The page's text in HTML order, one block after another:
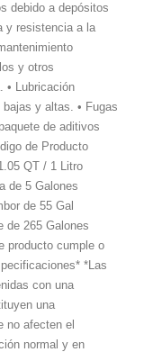
debido a depósitos
y resistencia a la
y otros
• Lubricación
y altas. • Fugas
de aditivos
de Producto
QT / 1 Litro
de 5 Galones
de 55 Gal
de 265 Galones
producto cumple o
*Las
con una
una
no afecten el
normal y en